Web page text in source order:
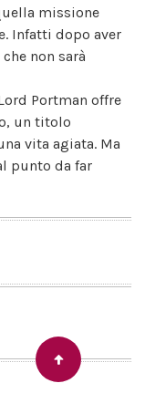
missione
Infatti dopo aver
non sarà
Portman offre
un titolo
vita agiata. Ma
punto da far